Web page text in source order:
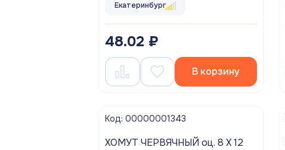
Екатеринбург
48.02 ₽
В корзину
Код: 00000001343
ХОМУТ ЧЕРВЯЧНЫЙ оц. 8 Х 12